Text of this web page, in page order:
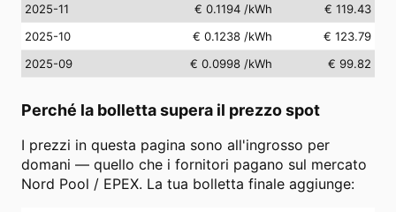
2025-11
€ 0.1194 /kWh
€ 119.43
2025-10
€ 0.1238 /kWh
€ 123.79
2025-09
€ 0.0998 /kWh € 99.82
Perché la bolletta supera il prezzo spot
I prezzi in questa pagina sono all'ingrosso per
domani — quello che i fornitori pagano sul mercato
Nord Pool / EPEX. La tua bolletta finale aggiunge: